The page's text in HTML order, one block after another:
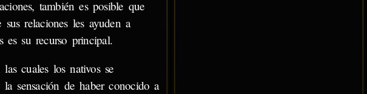
también es posible que
relaciones les ayuden a
es su recurso principal.
cuales los nativos se
sensación de haber conocido a